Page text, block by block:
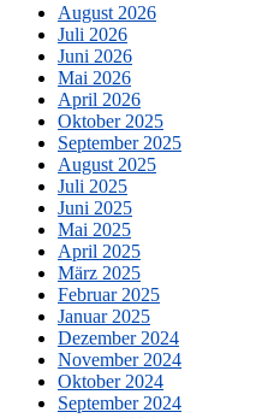
August 2026
Juli 2026
Juni 2026
Mai 2026
April 2026
Oktober 2025
September 2025
August 2025
Juli 2025
Juni 2025
Mai 2025
April 2025
März 2025
Februar 2025
Januar 2025
Dezember 2024
November 2024
Oktober 2024
September 2024